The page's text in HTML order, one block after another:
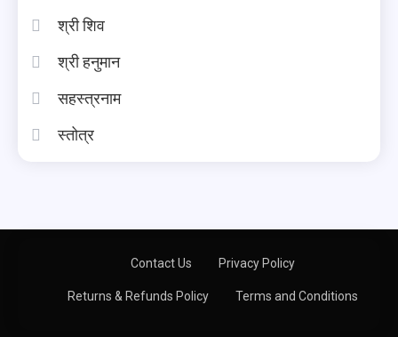
श्री शिव
श्री हनुमान
सहस्त्रनाम
स्तोत्र
Contact Us Privacy Policy
Returns & Refunds Policy Terms and Conditions